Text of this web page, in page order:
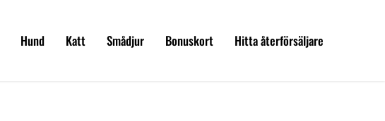
Hund Katt Smådjur Bonuskort Hitta återförsäljare